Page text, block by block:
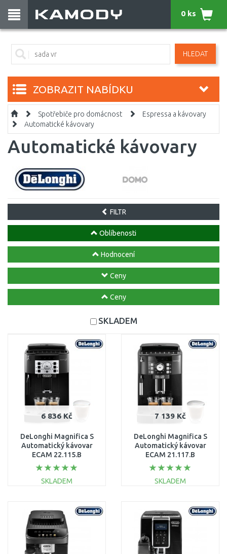
HLEDAT
0 ks
ZOBRAZIT NABÍDKU
Spotřebiče pro domácnost
Espressa a kávovary
Automatické kávovary
Automatické kávovary
FILTR
Oblíbenosti
Hodnocení
Ceny
Ceny
SKLADEM
6 836 Kč
DeLonghi Magnifica S
Automatický kávovar
ECAM 22.115.B
SKLADEM
Porovnat
7 139 Kč
DeLonghi Magnifica S
Automatický kávovar
ECAM 21.117.B
SKLADEM
Porovnat